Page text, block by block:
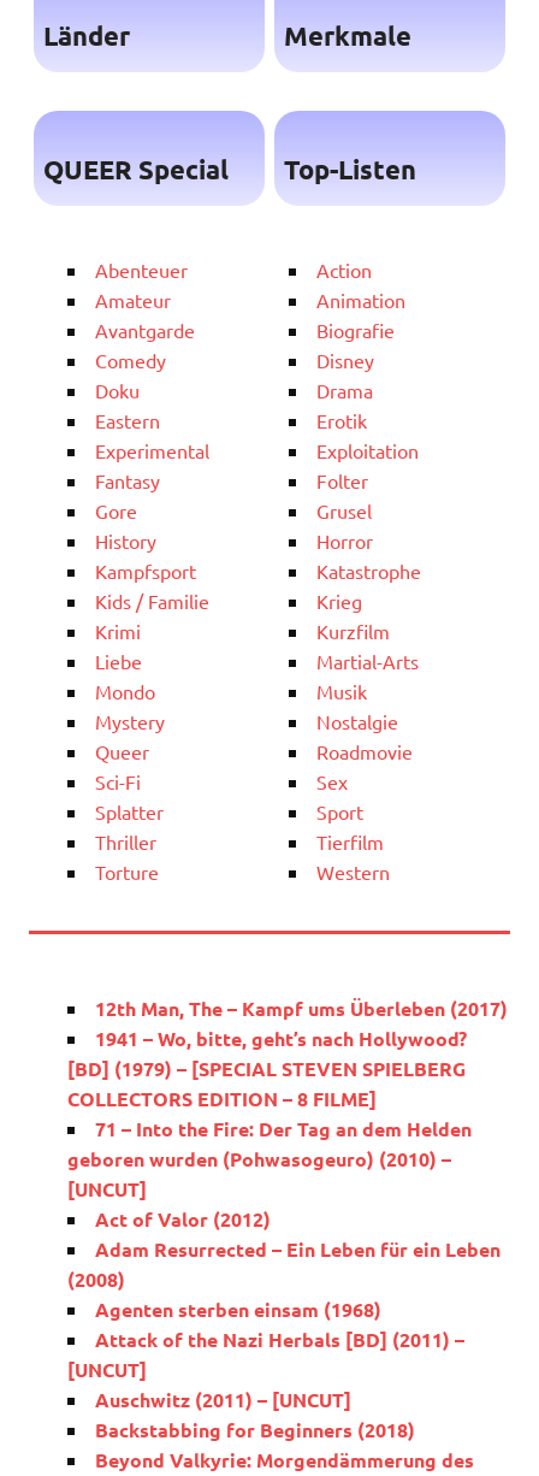
Länder Merkmale
QUEER Special Top-Listen
Abenteuer
Action
Amateur
Animation
Avantgarde
Biografie
Comedy
Disney
Doku
Drama
Eastern
Erotik
Experimental
Exploitation
Fantasy
Folter
Gore
Grusel
History
Horror
Kampfsport
Katastrophe
Kids / Familie
Krieg
Krimi
Kurzfilm
Liebe
Martial-Arts
Mondo
Musik
Mystery
Nostalgie
Queer
Roadmovie
Sci-Fi
Sex
Splatter
Sport
Thriller
Tierfilm
Torture
Western
12th Man, The – Kampf ums Überleben (2017)
1941 – Wo, bitte, geht’s nach Hollywood?
[BD] (1979) – [SPECIAL STEVEN SPIELBERG
COLLECTORS EDITION – 8 FILME]
71 – Into the Fire: Der Tag an dem Helden
geboren wurden (Pohwasogeuro) (2010) –
[UNCUT]
Act of Valor (2012)
Adam Resurrected – Ein Leben für ein Leben
(2008)
Agenten sterben einsam (1968)
Attack of the Nazi Herbals [BD] (2011) –
[UNCUT]
Auschwitz (2011) – [UNCUT]
Backstabbing for Beginners (2018)
Beyond Valkyrie: Morgendämmerung des